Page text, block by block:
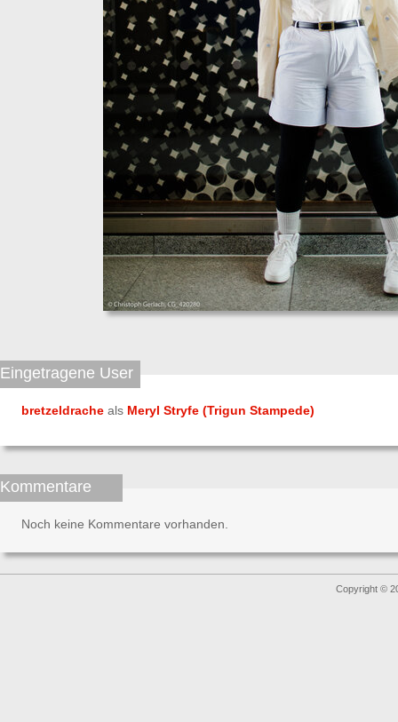
Eingetragene User
bretzeldrache als Meryl Stryfe (Trigun Stampede)
Kommentare
Noch keine Kommentare vorhanden.
Copyright ©